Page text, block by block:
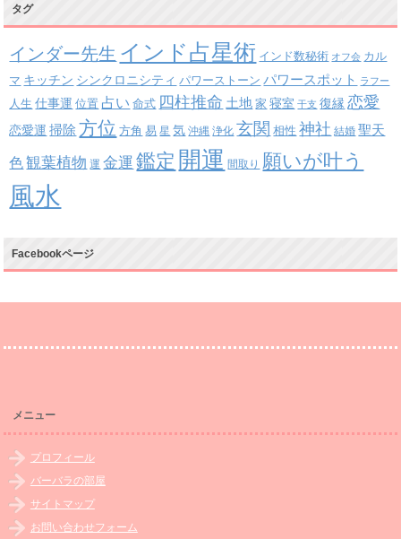
タグ
インダー先生 インド占星術 インド数秘術 オフ会 カル
マ キッチン シンクロニシティ パワーストーン パワースポット ラフー
人生 仕事運 位置 占い 命式 四柱推命 土地 家 寝室 干支 復縁 恋愛
恋愛運 掃除 方位 方角 易 星 気 沖縄 浄化 玄関 相性 神社 結婚 聖天
色 観葉植物 運 金運 鑑定 開運 間取り 願いが叶う
風水
Facebookページ
メニュー
プロフィール
バーバラの部屋
サイトマップ
お問い合わせフォーム